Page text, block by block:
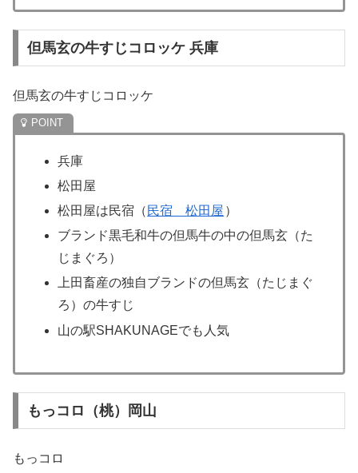
但馬玄の牛すじコロッケ 兵庫
但馬玄の牛すじコロッケ
兵庫
松田屋
松田屋は民宿（ 民宿 松田屋 ）
ブランド黒毛和牛の但馬牛の中の但馬玄（た
じまぐろ）
上田畜産の独自ブランドの但馬玄（たじまぐ
ろ）の牛すじ
山の駅SHAKUNAGEでも人気
もっコロ（桃）岡山
もっコロ